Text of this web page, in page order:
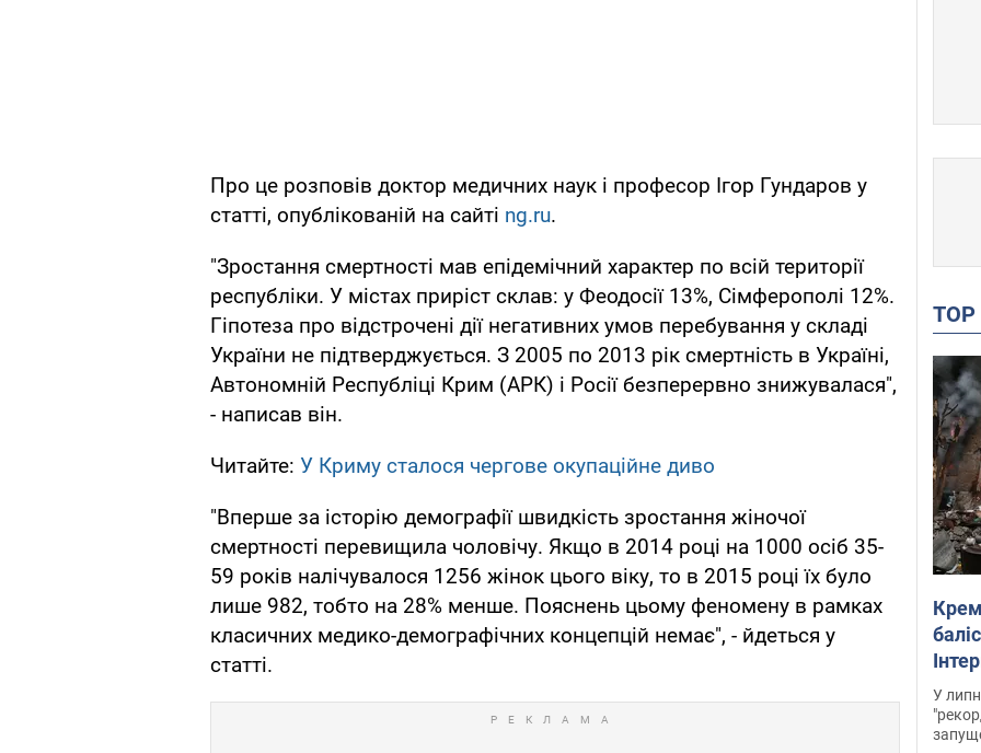
Про це розповів доктор медичних наук і професор Ігор Гундаров у
статті, опублікованій на сайті ng.ru.
"Зростання смертності мав епідемічний характер по всій території
республіки. У містах приріст склав: у Феодосії 13%, Сімферополі 12%.
Гіпотеза про відстрочені дії негативних умов перебування у складі
України не підтверджується. З 2005 по 2013 рік смертність в Україні,
Автономній Республіці Крим (АРК) і Росії безперервно знижувалася",
- написав він.
Читайте: У Криму сталося чергове окупаційне диво
"Вперше за історію демографії швидкість зростання жіночої
смертності перевищила чоловічу. Якщо в 2014 році на 1000 осіб 35-
59 років налічувалося 1256 жінок цього віку, то в 2015 році їх було
лише 982, тобто на 28% менше. Пояснень цьому феномену в рамках
класичних медико-демографічних концепцій немає", - йдеться у
статті.
У